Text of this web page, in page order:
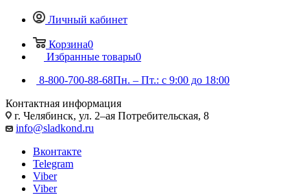
Личный кабинет
Корзина0
Избранные товары0
8-800-700-88-68Пн. – Пт.: с 9:00 до 18:00
Контактная информация
г. Челябинск, ул. 2–ая Потребительская, 8
info@sladkond.ru
Вконтакте
Telegram
Viber
Viber